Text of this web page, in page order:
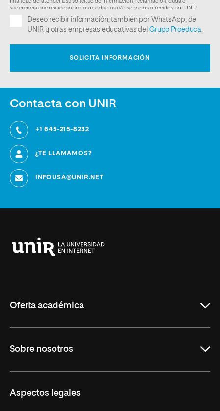
Contacta con UNIR
+1 645-215-8232
¿TE LLAMAMOS?
INFOUSA@UNIR.NET
Oferta académica
Derecho
Empresa
Sobre nosotros
Nuestro Equipo
Aspectos legales